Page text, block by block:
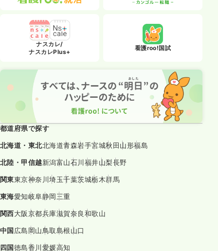
ナスカレ/
ナスカレPlus+
看護roo!国試
都道府県で探す
北海道・東北北海道青森岩手宮城秋田山形福島
北陸・甲信越新潟富山石川福井山梨長野
関東東京神奈川埼玉千葉茨城栃木群馬
東海愛知岐阜静岡三重
関西大阪京都兵庫滋賀奈良和歌山
中国広島岡山鳥取島根山口
四国徳島香川愛媛高知